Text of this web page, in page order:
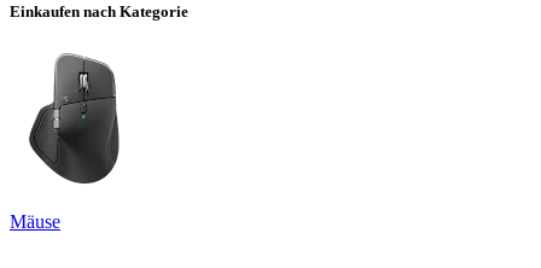
Einkaufen nach Kategorie
Mäuse